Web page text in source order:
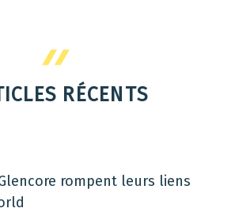
RÉCENTS
rompent leurs liens